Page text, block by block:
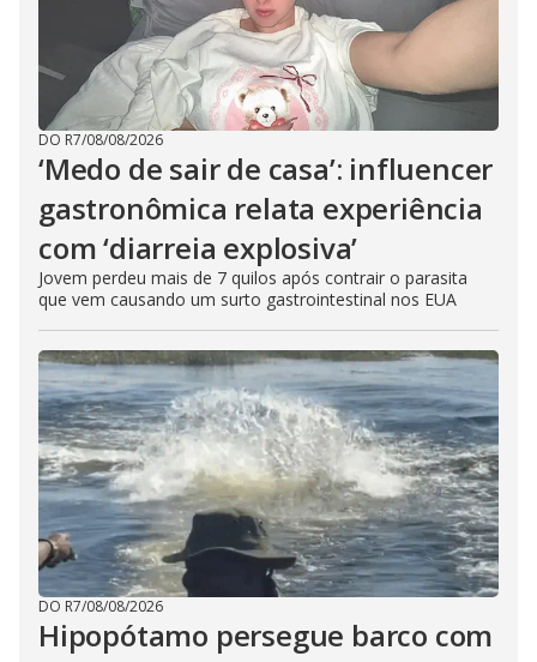
DO R7/08/08/2026
‘Medo de sair de casa’: influencer
gastronômica relata experiência
com ‘diarreia explosiva’
Jovem perdeu mais de 7 quilos após contrair o parasita
que vem causando um surto gastrointestinal nos EUA
DO R7/08/08/2026
Hipopótamo persegue barco com